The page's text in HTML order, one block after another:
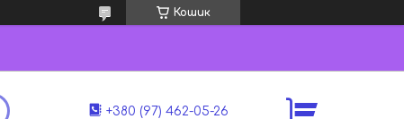
Кошик
+380 (97) 462-05-26